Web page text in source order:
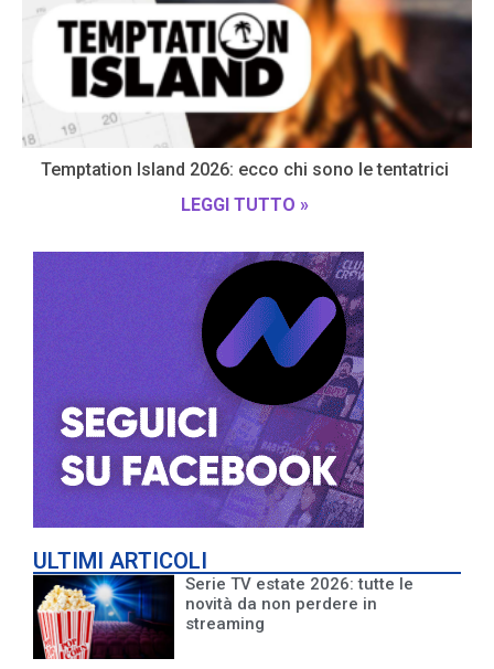
Temptation Island 2026: ecco chi sono le tentatrici
LEGGI TUTTO »
ULTIMI ARTICOLI
Serie TV estate 2026: tutte le
novità da non perdere in
streaming